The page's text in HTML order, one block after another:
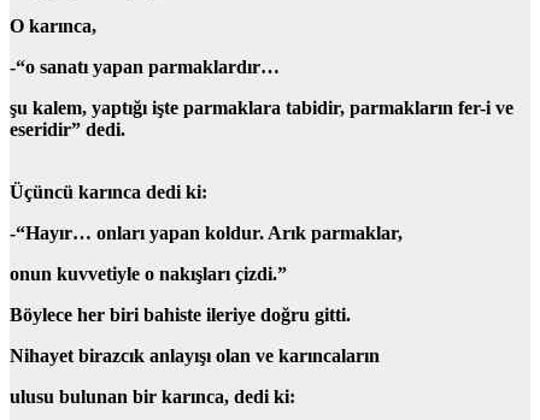
O karınca,
-“o sanatı yapan parmaklardır…
şu kalem, yaptığı işte parmaklara tabidir, parmakların fer-i ve
eseridir” dedi.
Üçüncü karınca dedi ki:
-“Hayır… onları yapan koldur. Arık parmaklar,
onun kuvvetiyle o nakışları çizdi.”
Böylece her biri bahiste ileriye doğru gitti.
Nihayet birazcık anlayışı olan ve karıncaların
ulusu bulunan bir karınca, dedi ki: